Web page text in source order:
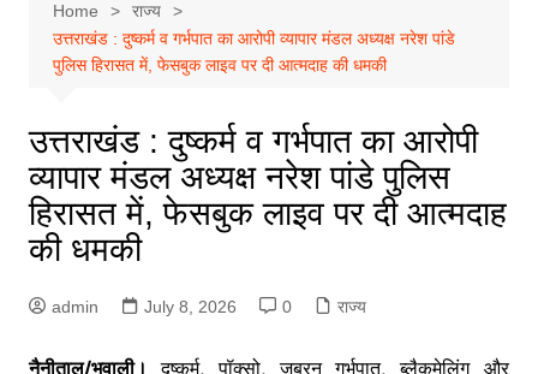
Home
राज्य
उत्तराखंड : दुष्कर्म व गर्भपात का आरोपी व्यापार मंडल अध्यक्ष नरेश पांडे
पुलिस हिरासत में, फेसबुक लाइव पर दी आत्मदाह की धमकी
उत्तराखंड : दुष्कर्म व गर्भपात का आरोपी
व्यापार मंडल अध्यक्ष नरेश पांडे पुलिस
हिरासत में, फेसबुक लाइव पर दी आत्मदाह
की धमकी
admin July 8, 2026 0 राज्य
नैनीताल/भवाली।दुष्कर्म, पॉक्सो, जबरन गर्भपात, ब्लैकमेलिंग और